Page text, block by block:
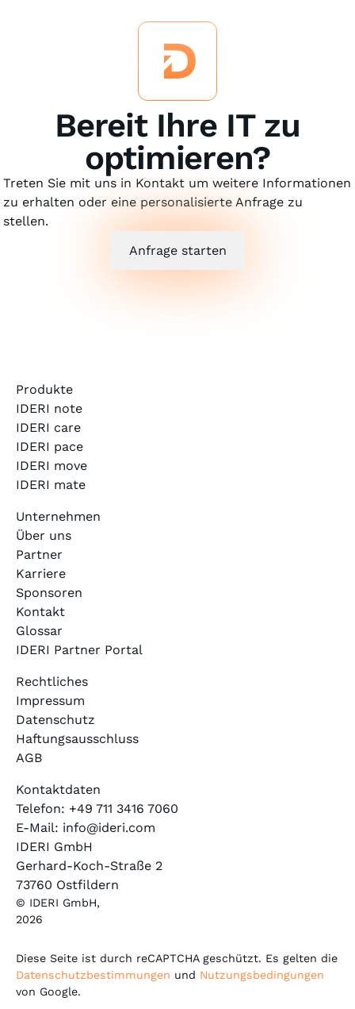
Bereit Ihre IT zu
optimieren?
Treten Sie mit uns in Kontakt um weitere Informationen
zu erhalten oder eine personalisierte Anfrage zu
stellen.
Anfrage starten
Produkte
IDERI note
IDERI care
IDERI pace
IDERI move
IDERI mate
Unternehmen
Über uns
Partner
Karriere
Sponsoren
Kontakt
Glossar
IDERI Partner Portal
Rechtliches
Impressum
Datenschutz
Haftungsausschluss
AGB
Kontaktdaten
Telefon: +49 711 3416 7060
E-Mail: info@ideri.com
IDERI GmbH
Gerhard-Koch-Straße 2
73760 Ostfildern
© IDERI GmbH,
2026
Diese Seite ist durch reCAPTCHA geschützt. Es gelten die
Datenschutzbestimmungen und Nutzungsbedingungen
von Google.